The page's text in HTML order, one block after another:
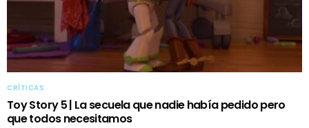
CRÍTICAS
Toy Story 5 | La secuela que nadie había pedido pero
que todos necesitamos